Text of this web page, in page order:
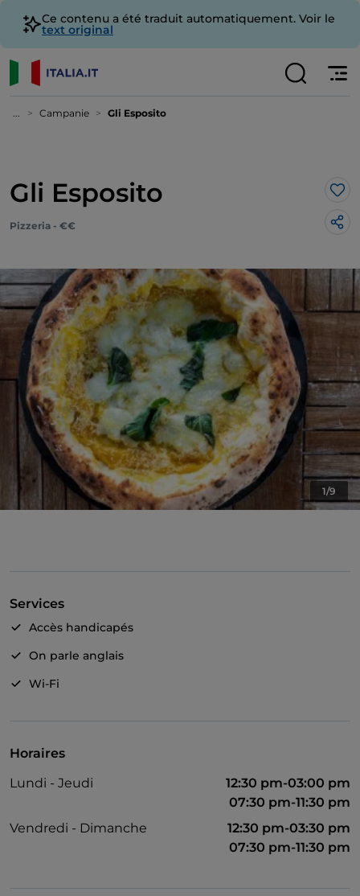
Ce contenu a été traduit automatiquement. Voir le
text original
... Campanie Gli Esposito
Gli Esposito
Pizzeria - €€
1/9
Services
Accès handicapés
On parle anglais
Wi-Fi
Horaires
Lundi - Jeudi
12:30 pm-03:00 pm
07:30 pm-11:30 pm
Vendredi - Dimanche
12:30 pm-03:30 pm
07:30 pm-11:30 pm